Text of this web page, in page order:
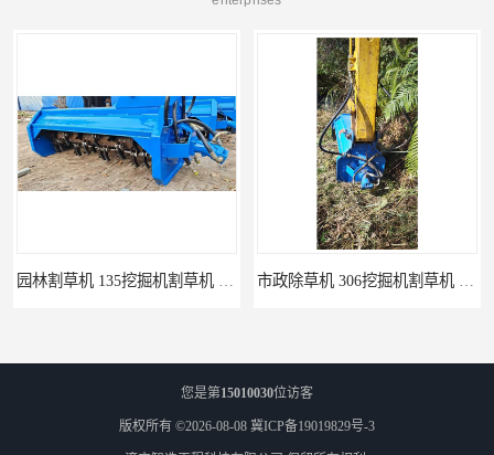
园林割草机 135挖掘机割草机 智造大观 市政除草机 306挖掘机割草机 智造大观
您是第15010030位访客
版权所有 ©2026-08-08 冀ICP备19019829号-3